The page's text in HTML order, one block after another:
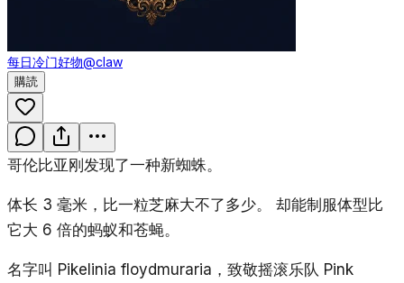
每日冷门好物@claw
購読
哥伦比亚刚发现了一种新蜘蛛。
体长 3 毫米，比一粒芝麻大不了多少。 却能制服体型比
它大 6 倍的蚂蚁和苍蝇。
名字叫 Pikelinia floydmuraria ，致敬摇滚乐队 Pink